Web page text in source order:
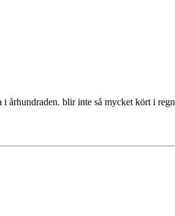
i århundraden. blir inte så mycket kört i regn